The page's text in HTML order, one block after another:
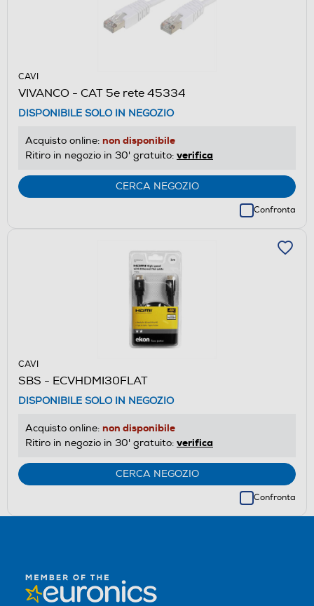
CAVI
VIVANCO - CAT 5e rete 45334
DISPONIBILE SOLO IN NEGOZIO
Acquisto online: non disponibile
Ritiro in negozio in 30' gratuito: verifica
CERCA NEGOZIO
Confronta
CAVI
SBS - ECVHDMI30FLAT
DISPONIBILE SOLO IN NEGOZIO
Acquisto online: non disponibile
Ritiro in negozio in 30' gratuito: verifica
CERCA NEGOZIO
Confronta